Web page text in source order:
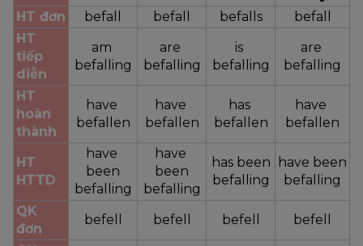
HT đơn
befall befall befalls
befall
HT
tiếp
diễn
am
befalling
are
befalling
is
befalling
are
befalling
HT
hoàn
thành
have
befallen
have
befallen
has
befallen
have
befallen
HT
HTTD
have
been
befalling
have
been
befalling
has been
befalling
have been
befalling
QK
đơn
befell befell befell
befell